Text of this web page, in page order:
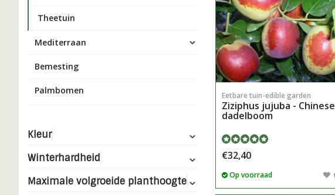
Theetuin
Mediterraan
Bemesting
Palmbomen
Kleur
Winterhardheid
Maximale volgroeide planthoogte
Eetbare tuin-edible garden
Ziziphus jujuba - Chinese
dadelboom
€32,40
Op voorraad